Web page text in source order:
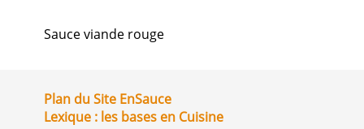
Sauce viande rouge
Plan du Site EnSauce
Lexique : les bases en Cuisine